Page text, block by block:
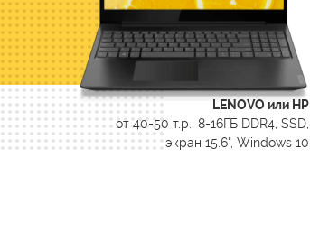
LENOVO или HP
от 40-50 т.р., 8-16ГБ DDR4, SSD,
экран 15.6", Windows 10